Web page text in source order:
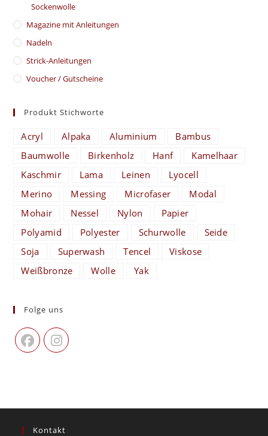
Sockenwolle
Magazine mit Anleitungen
Nadeln
Strick-Anleitungen
Voucher / Gutscheine
Produkt Stichworte
Acryl Alpaka Aluminium
Bambus
Baumwolle
Birkenholz Hanf
Kamelhaar
Kaschmir
Lama Leinen
Lyocell
Merino
Messing Microfaser
Modal
Mohair
Nessel Nylon
Papier
Polyamid
Polyester Schurwolle
Seide
Soja
Superwash Tencel
Viskose
Weißbronze
Wolle Yak
Folge uns
Kontakt